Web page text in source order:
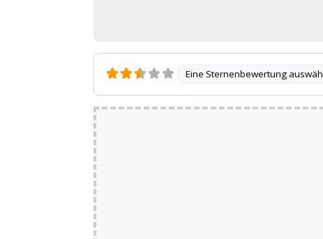
Eine Sternenbewertung